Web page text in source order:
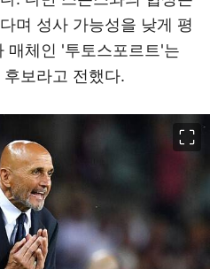
며 성사 가능성을 낮게 평
매체인 '투토스포르트'는
보라고 전했다.